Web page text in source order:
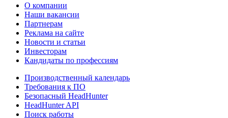
О компании
Наши вакансии
Партнерам
Реклама на сайте
Новости и статьи
Инвесторам
Кандидаты по профессиям
Производственный календарь
Требования к ПО
Безопасный HeadHunter
HeadHunter API
Поиск работы